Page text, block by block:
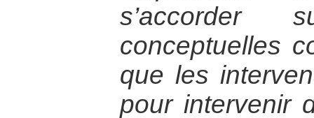
s’accorder
conceptuelles
que les
pour intervenir